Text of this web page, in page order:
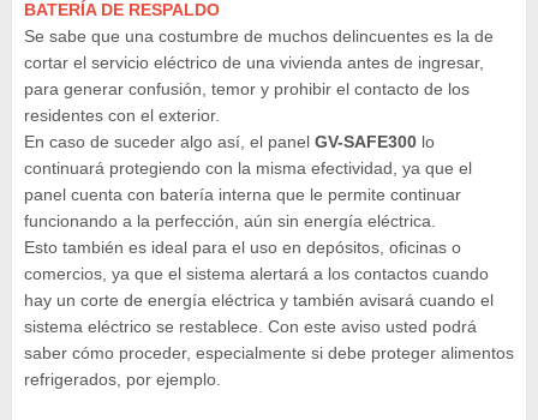
BATERÍA DE RESPALDO
Se sabe que una costumbre de muchos delincuentes es la de
cortar el servicio eléctrico de una vivienda antes de ingresar,
para generar confusión, temor y prohibir el contacto de los
residentes con el exterior.
En caso de suceder algo así, el panel GV-SAFE300 lo
continuará protegiendo con la misma efectividad, ya que el
panel cuenta con batería interna que le permite continuar
funcionando a la perfección, aún sin energía eléctrica.
Esto también es ideal para el uso en depósitos, oficinas o
comercios, ya que el sistema alertará a los contactos cuando
hay un corte de energía eléctrica y también avisará cuando el
sistema eléctrico se restablece. Con este aviso usted podrá
saber cómo proceder, especialmente si debe proteger alimentos
refrigerados, por ejemplo.